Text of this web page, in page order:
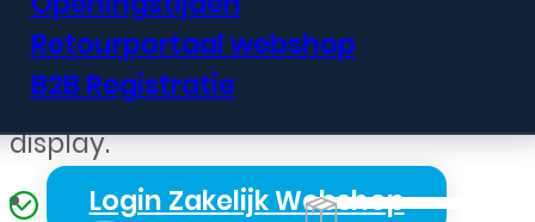
Retourportaal webshop
B2B Registratie
Login Zakelijk Webshop
De Samsung S25 combineert een
premium design met krachtige
prestaties en een schitterend
display.